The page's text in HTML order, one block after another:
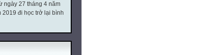
ngày 27 tháng 4 năm
2019 đi học trở lại bình